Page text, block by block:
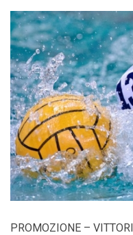
PROMOZIONE –